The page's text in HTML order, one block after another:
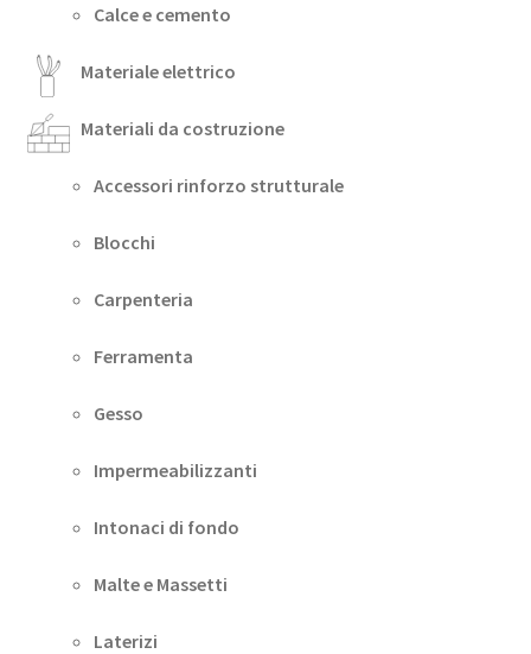
Calce e cemento
Materiale elettrico
Materiali da costruzione
Accessori rinforzo strutturale
Blocchi
Carpenteria
Ferramenta
Gesso
Impermeabilizzanti
Intonaci di fondo
Malte e Massetti
Laterizi